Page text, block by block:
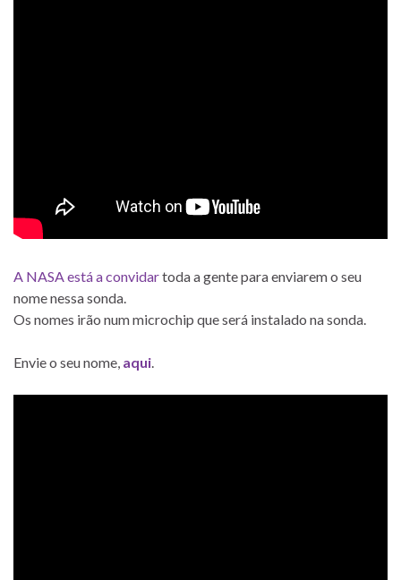
A NASA está a convidartoda a gente para enviarem o seu
nome nessa sonda.
Os nomes irão num microchip que será instalado na sonda.
Envie o seu nome, aqui.